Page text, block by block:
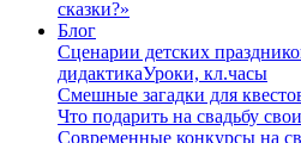
сказки?»
Блог
Сценарии детских
дидактикаУроки, кл.часы
Смешные загадки для
Что подарить на свадьбу
Современные конкурсы на